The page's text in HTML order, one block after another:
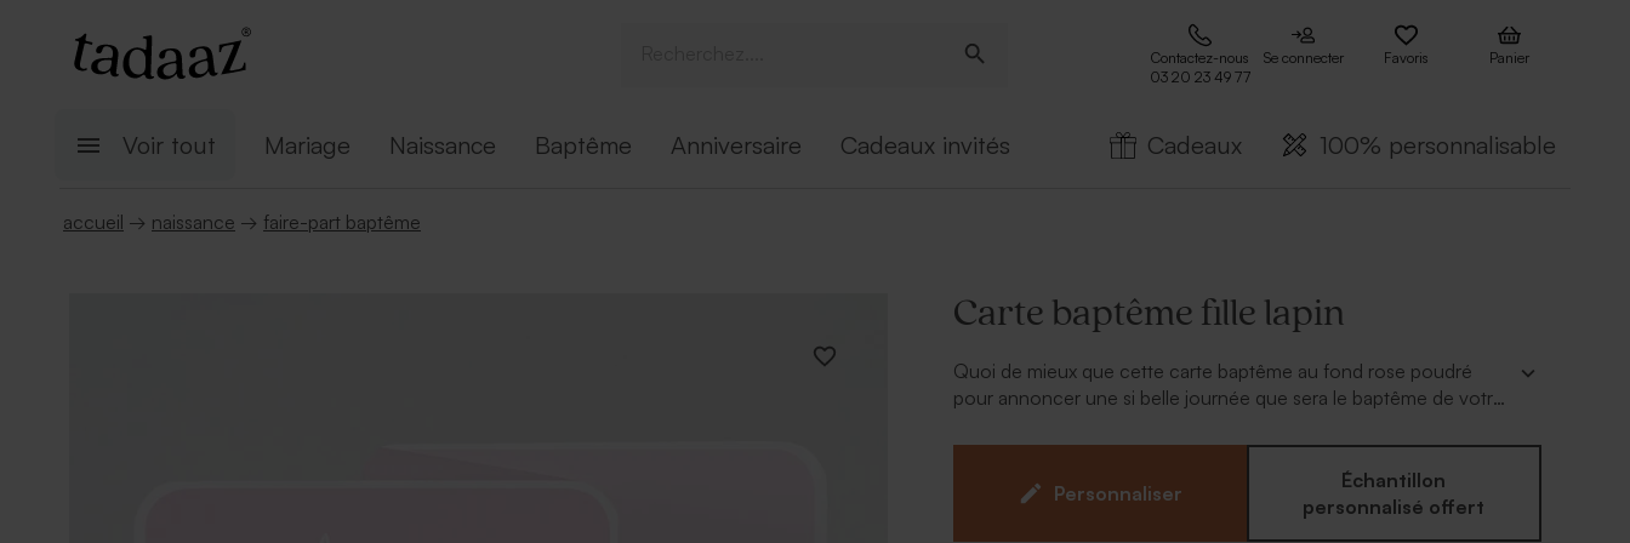
Contactez-nous
03 20 23 49 77
Se connecter Favoris Panier
Voir tout Mariage Naissance Baptême Anniversaire Cadeaux invités Cadeaux 100% personnalisable
accueil → naissance → faire-part baptême
Carte baptême fille lapin
Quoi de mieux que cette carte baptême au fond rose poudré
pour annoncer une si belle journée que sera le baptême de votre
votre plus belle photo.
Personnaliser
Échantillon
personnalisé offert